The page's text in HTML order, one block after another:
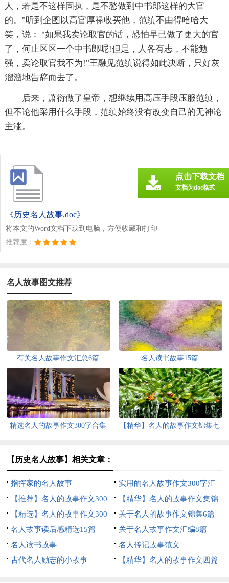
人，若是不这样固执，是不愁做到中书郎这样的大官
的。"听到企图以高官厚禄收买他，范缜不由得哈哈大
笑，说： "如果我卖论取官的话，恐怕早已做了更大的官
了，何止区区一个中书郎呢!但是，人各有志，不能勉
强，卖论取官我不为!"王融见范缜说得如此决断，只好灰
溜溜地告辞而去了。
后来，萧衍做了皇帝，想继续用高压手段压服范缜，
但不论他采用什么手段，范缜始终没有改变自己的无神论
主涨。
《历史名人故事.doc》
将本文的Word文档下载到电脑，方便收藏和打印
推荐度：
点击下载文档
文档为doc格式
名人故事图文推荐
有关名人故事作文汇总6篇 名人读书故事15篇
精选名人的故事作文300字合集
【精华】名人的故事作文锦集七
【历史名人故事】相关文章：
指挥家的名人故事
实用的名人故事作文300字汇
总七篇
【推荐】名人的故事作文300
字四篇
【精华】名人的故事作文集锦
8篇
【精选】名人的故事作文300
字3篇
关于名人的故事作文锦集6篇
名人故事读后感精选15篇
关于名人故事作文汇编8篇
名人读书故事
名人传记故事范文
古代名人励志的小故事
【精华】名人的故事作文四篇